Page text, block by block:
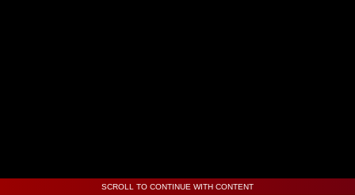
SCROLL TO CONTINUE WITH CONTENT